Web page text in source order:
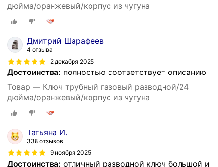
дюйма/оранжевый/корпус из чугуна
Дмитрий Шарафеев
4 отзыва
2 декабря 2025
Достоинства: полностью соответствует описанию
Товар — Ключ трубный газовый разводной/24
дюйма/оранжевый/корпус из чугуна
Татьяна И.
338 отзывов
9 ноября 2025
Достоинства: отличный разводной ключ большой и